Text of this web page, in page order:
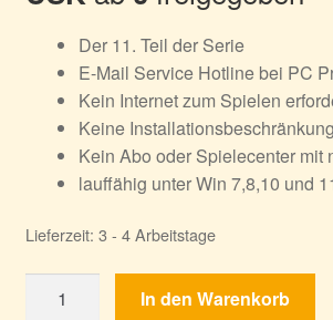
Der 11. Teil der Serie
E-Mail Service Hotline bei PC
Kein Internet zum Spielen
Keine Installationsbeschränkung
Kein Abo oder Spielecenter mit
lauffähig unter Win 7,8,10 und
Lieferzeit: 3 - 4 Arbeitstage
House
In den Warenkorb